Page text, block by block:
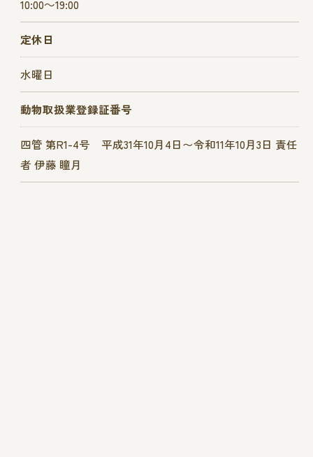
10:00～19:00
定休日
水曜日
動物取扱業登録証番号
四管 第R1-4号 平成31年10月4日〜令和11年10月3日 責任
者 伊藤 瞳月